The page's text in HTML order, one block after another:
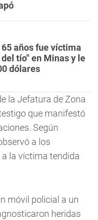
años fue víctima
tío" en Minas y le
dólares
la Jefatura de Zona
que manifestó
Según
a los
a la víctima tendida
móvil policial a un
heridas